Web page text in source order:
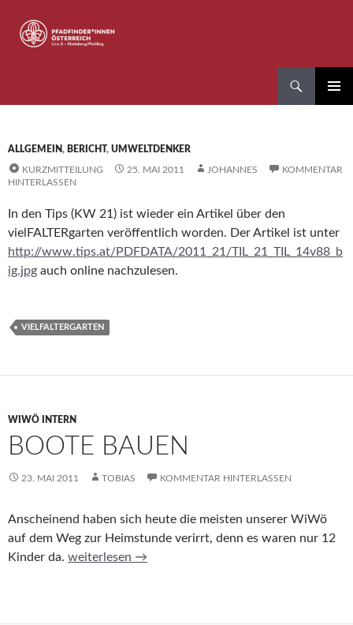
Inhalt
springen
ALLGEMEIN, BERICHT, UMWELTDENKER
KURZMITTEILUNG 25. MAI 2011 JOHANNES
KOMMENTAR
HINTERLASSEN
In den Tips (KW 21) ist wieder ein Artikel über den
vielFALTERgarten veröffentlich worden. Der Artikel ist unter
http://www.tips.at/PDFDATA/2011_21/TIL_21_TIL_14v88_b
ig.jpg auch online nachzulesen.
VIELFALTERGARTEN
WIWÖ INTERN
BOOTE BAUEN
23. MAI 2011 TOBIAS KOMMENTAR HINTERLASSEN
Anscheinend haben sich heute die meisten unserer WiWö
auf dem Weg zur Heimstunde verirrt, denn es waren nur 12
Kinder da. Boote bauen
weiterlesen →